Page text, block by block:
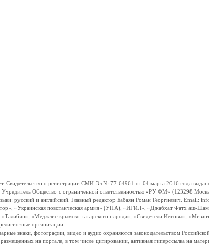
о регистрации СМИ Эл № 77-64961 от 04 марта 2016 года
Общество с ограниченной ответственностью «РУ ФМ» (123298
русский и английский. Главный редактор Бабаян Роман Георгиевич.
«Украинская повстанческая армия» (УПА), «ИГИЛ», «Джабхат Фатх аш-
«Меджлис крымско-татарского народа», «Свидетели Иеговы»,
организации.
знаки, фотографии, видео и аудио охраняются законодательством
на портале, в том числе цитировании, активная гиперссылка на